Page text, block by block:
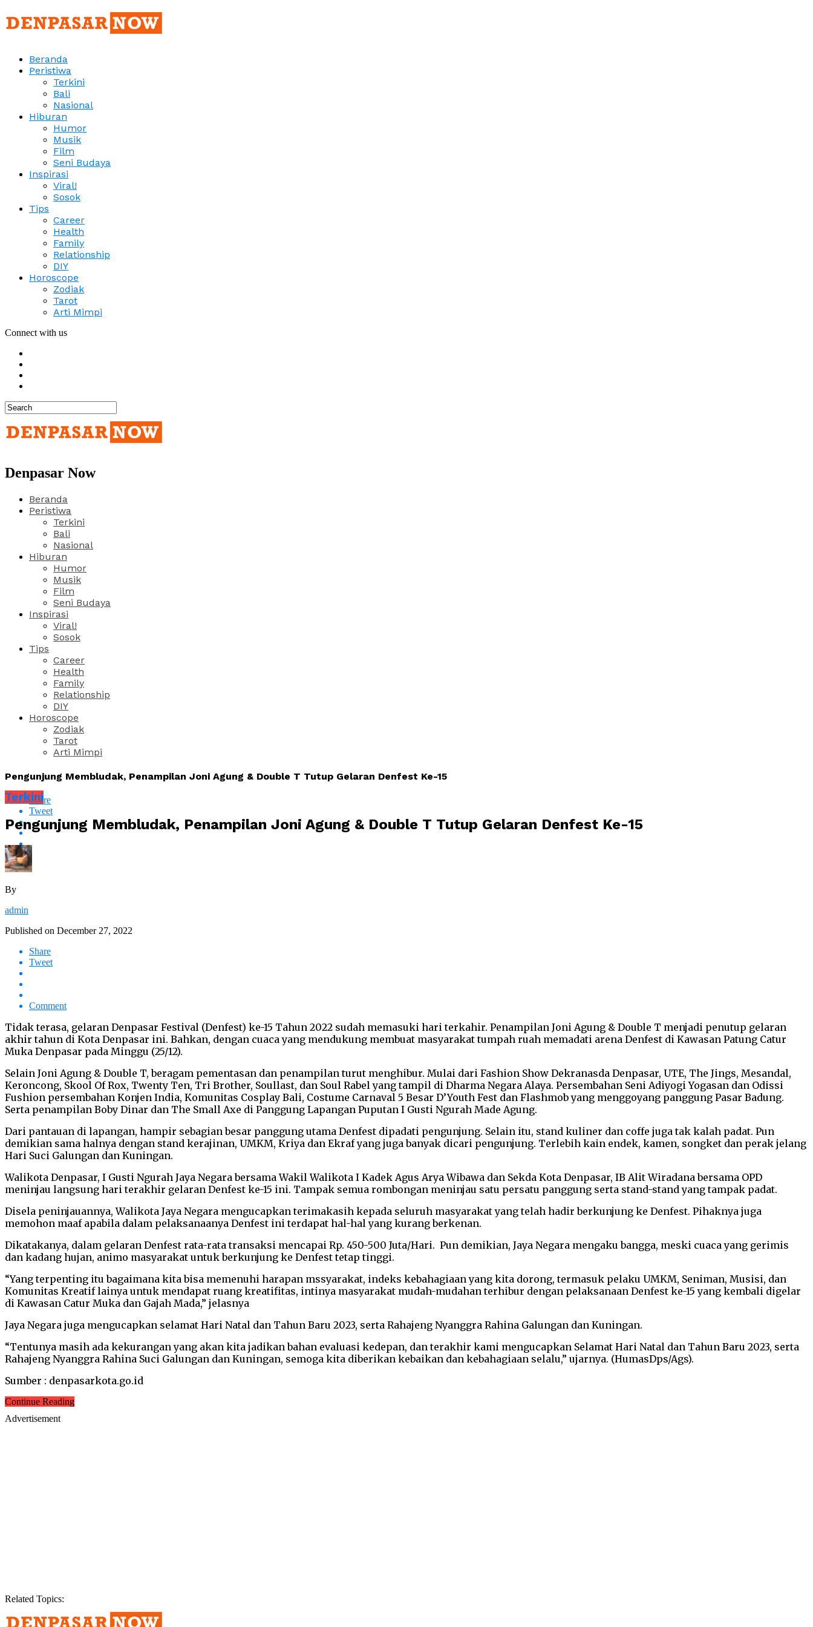
Beranda
Peristiwa
Terkini
Bali
Nasional
Hiburan
Humor
Musik
Film
Seni Budaya
Inspirasi
Viral!
Sosok
Tips
Career
Health
Family
Relationship
DIY
Horoscope
Zodiak
Tarot
Arti Mimpi
Connect with us
Denpasar Now
Beranda
Peristiwa
Terkini
Bali
Nasional
Hiburan
Humor
Musik
Film
Seni Budaya
Inspirasi
Viral!
Sosok
Tips
Career
Health
Family
Relationship
DIY
Horoscope
Zodiak
Tarot
Arti Mimpi
Pengunjung Membludak, Penampilan Joni Agung & Double T Tutup Gelaran Denfest Ke-15
Share
Tweet
Terkini
Pengunjung Membludak, Penampilan Joni Agung & Double T Tutup Gelaran Denfest Ke-15
By
admin
Published on December 27, 2022
Share
Tweet
Comment
Tidak terasa, gelaran Denpasar Festival (Denfest) ke-15 Tahun 2022 sudah memasuki hari terkahir. Penampilan Joni Agung & Double T menjadi penutup gelaran
akhir tahun di Kota Denpasar ini. Bahkan, dengan cuaca yang mendukung membuat masyarakat tumpah ruah memadati arena Denfest di Kawasan Patung Catur
Muka Denpasar pada Minggu (25/12).
Selain Joni Agung & Double T, beragam pementasan dan penampilan turut menghibur. Mulai dari Fashion Show Dekranasda Denpasar, UTE, The Jings, Mesandal,
Keroncong, Skool Of Rox, Twenty Ten, Tri Brother, Soullast, dan Soul Rabel yang tampil di Dharma Negara Alaya. Persembahan Seni Adiyogi Yogasan dan Odissi
Fushion persembahan Konjen India, Komunitas Cosplay Bali, Costume Carnaval 5 Besar D’Youth Fest dan Flashmob yang menggoyang panggung Pasar Badung.
Serta penampilan Boby Dinar dan The Small Axe di Panggung Lapangan Puputan I Gusti Ngurah Made Agung.
Dari pantauan di lapangan, hampir sebagian besar panggung utama Denfest dipadati pengunjung. Selain itu, stand kuliner dan coffe juga tak kalah padat. Pun
demikian sama halnya dengan stand kerajinan, UMKM, Kriya dan Ekraf yang juga banyak dicari pengunjung. Terlebih kain endek, kamen, songket dan perak jelang
Hari Suci Galungan dan Kuningan.
Walikota Denpasar, I Gusti Ngurah Jaya Negara bersama Wakil Walikota I Kadek Agus Arya Wibawa dan Sekda Kota Denpasar, IB Alit Wiradana bersama OPD
meninjau langsung hari terakhir gelaran Denfest ke-15 ini. Tampak semua rombongan meninjau satu persatu panggung serta stand-stand yang tampak padat.
Disela peninjauannya, Walikota Jaya Negara mengucapkan terimakasih kepada seluruh masyarakat yang telah hadir berkunjung ke Denfest. Pihaknya juga
memohon maaf apabila dalam pelaksanaanya Denfest ini terdapat hal-hal yang kurang berkenan.
Dikatakanya, dalam gelaran Denfest rata-rata transaksi mencapai Rp. 450-500 Juta/Hari. Pun demikian, Jaya Negara mengaku bangga, meski cuaca yang gerimis
dan kadang hujan, animo masyarakat untuk berkunjung ke Denfest tetap tinggi.
“Yang terpenting itu bagaimana kita bisa memenuhi harapan mssyarakat, indeks kebahagiaan yang kita dorong, termasuk pelaku UMKM, Seniman, Musisi, dan
Komunitas Kreatif lainya untuk mendapat ruang kreatifitas, intinya masyarakat mudah-mudahan terhibur dengan pelaksanaan Denfest ke-15 yang kembali digelar
di Kawasan Catur Muka dan Gajah Mada,” jelasnya
Jaya Negara juga mengucapkan selamat Hari Natal dan Tahun Baru 2023, serta Rahajeng Nyanggra Rahina Galungan dan Kuningan.
“Tentunya masih ada kekurangan yang akan kita jadikan bahan evaluasi kedepan, dan terakhir kami mengucapkan Selamat Hari Natal dan Tahun Baru 2023, serta
Rahajeng Nyanggra Rahina Suci Galungan dan Kuningan, semoga kita diberikan kebaikan dan kebahagiaan selalu,” ujarnya. (HumasDps/Ags).
Sumber : denpasarkota.go.id
Continue Reading
Advertisement
Related Topics: